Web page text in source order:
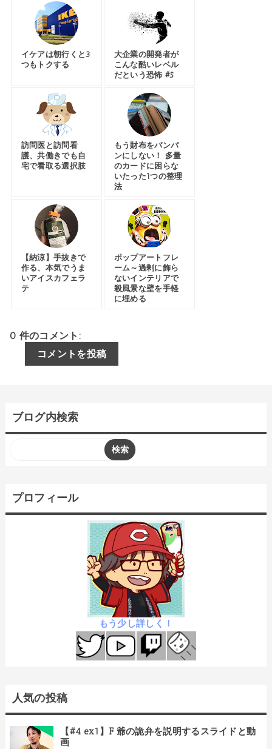
イケアは朝行くと3
つもトクする
大企業の開発者が
こんな酷いレベル
だという恐怖 #5
訪問医と訪問看
護、共働きでも自
宅で看取る選択肢
もう財布をパンパ
ンにしない！ 多量
のカードに困らな
いたった1つの整理
法
【納涼】手抜きで
作る、本気でうま
いアイスカフェラ
テ
ポップアートフレ
ーム～過剰に飾ら
ないインテリアで
殺風景な壁を手軽
に埋める
0 件のコメント:
コメントを投稿
ブログ内検索
プロフィール
もう少し詳しく！
人気の投稿
【#4 ex1】F 爺の詭弁を説明するスライドと動
画